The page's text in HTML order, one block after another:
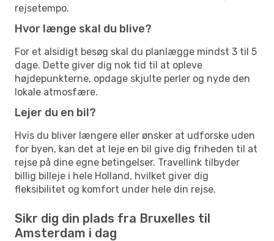
rejsetempo.
Hvor længe skal du blive?
For et alsidigt besøg skal du planlægge mindst 3 til 5
dage. Dette giver dig nok tid til at opleve
højdepunkterne, opdage skjulte perler og nyde den
lokale atmosfære.
Lejer du en bil?
Hvis du bliver længere eller ønsker at udforske uden
for byen, kan det at leje en bil give dig friheden til at
rejse på dine egne betingelser. Travellink tilbyder
billig billeje i hele Holland, hvilket giver dig
fleksibilitet og komfort under hele din rejse.
Sikr dig din plads fra Bruxelles til
Amsterdam i dag